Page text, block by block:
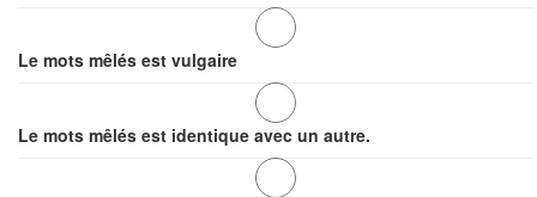
Le mots mêlés est vulgaire
Le mots mêlés est identique avec un autre.